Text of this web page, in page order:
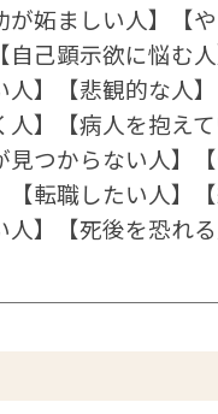
が妬ましい人】【
自己顕示欲に悩む
人】【悲観的な人
】【病人を抱えて
見つからない人】
【転職したい人】
人】【死後を恐れ